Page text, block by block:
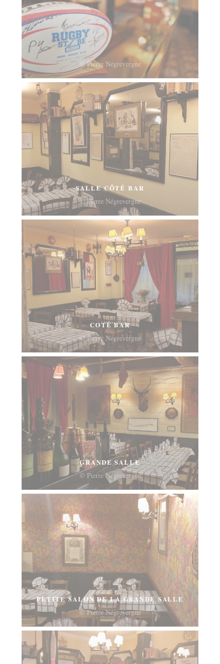
© Pierre Négrevergne
SALLE CÔTÉ BAR
© Pierre Négrevergne
COTÉ BAR
© Pierre Négrevergne
GRANDE SALLE
© Pierre Négrevergne
PETITE SALON DE LA GRANDE SALLE
© Pierre Négrevergne